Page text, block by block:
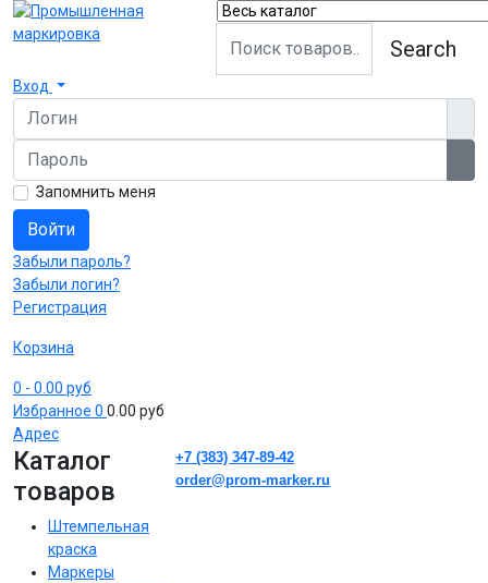
Search
Вход
Логин
Пароль
Запомнить меня
Войти
Забыли пароль?
Забыли логин?
Регистрация
Корзина
0 - 0.00 руб
Избранное 0 0.00 руб
Адрес
Каталог
товаров
Штемпельная
краска
Маркеры
+7 (383) 347-89-42
order@prom-marker.ru